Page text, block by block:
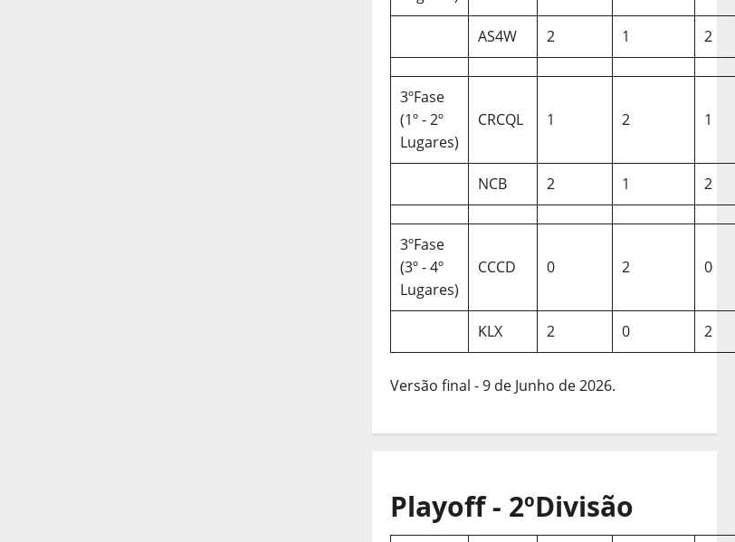
AS4W 2 1 2
3ºFase
(1º - 2º
Lugares)
CRCQL 1 2 1
NCB 2 1 2
3ºFase
(3º - 4º
Lugares)
CCCD 0 2 0
KLX 2 0 2
Versão final - 9 de Junho de 2026.
Playoff - 2ºDivisão